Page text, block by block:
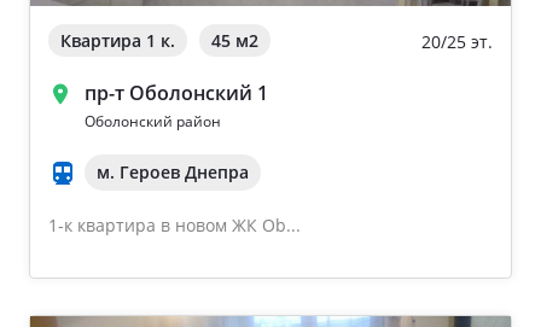
Квартира 1 к. 45 м2 20/25 эт.
пр-т Оболонский 1
Оболонский район
м. Героев Днепра
1-к квартира в новом ЖК Ob...